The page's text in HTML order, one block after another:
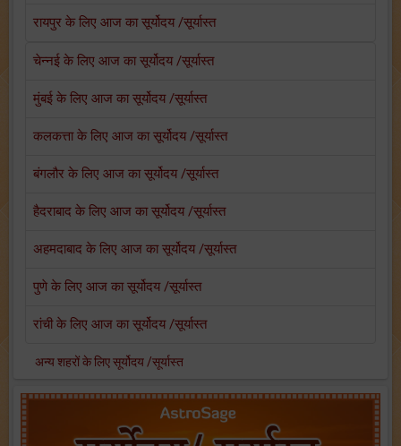
रायपुर के लिए आज का सूर्योदय /सूर्यास्त
चेन्नई के लिए आज का सूर्योदय /सूर्यास्त
मुंबई के लिए आज का सूर्योदय /सूर्यास्त
कलकत्ता के लिए आज का सूर्योदय /सूर्यास्त
बंगलौर के लिए आज का सूर्योदय /सूर्यास्त
हैदराबाद के लिए आज का सूर्योदय /सूर्यास्त
अहमदाबाद के लिए आज का सूर्योदय /सूर्यास्त
पुणे के लिए आज का सूर्योदय /सूर्यास्त
रांची के लिए आज का सूर्योदय /सूर्यास्त
अन्य शहरों के लिए सूर्योदय /सूर्यास्त